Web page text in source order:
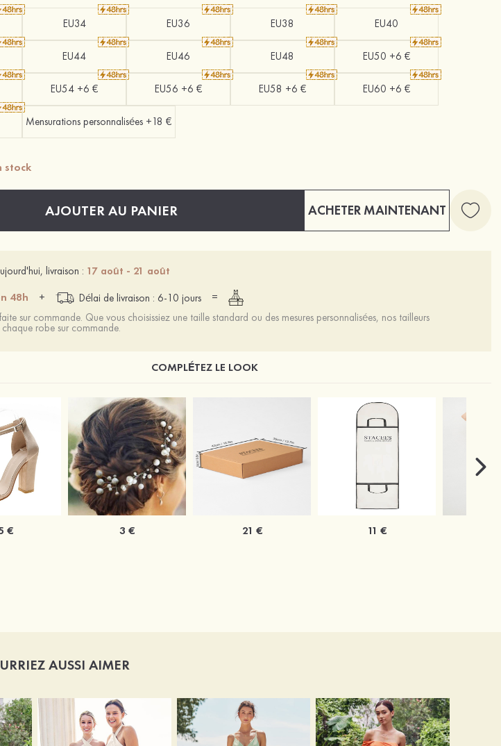
EU34 EU36 EU38 EU40
EU44 EU46 EU48 EU50 +6 €
EU54 +6 € EU56 +6 € EU58 +6 € EU60 +6 €
Mensurations personnalisées +18 €
stock
AJOUTER AU PANIER ACHETER MAINTENANT
livraison : 17 août - 21 août
48h + Délai de livraison : 6-10 jours
=
sur commande. Que vous choisissiez une taille standard ou des mesures personnalisées, nos tailleurs
robe sur commande.
COMPLÉTEZ LE LOOK
€ 3 € 21 € 11 €
AUSSI AIMER